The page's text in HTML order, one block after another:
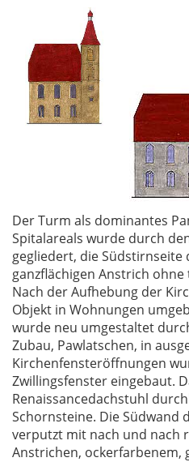
Der Turm als dominantes
Spitalareals wurde durch
gegliedert, die Südstirnseite
ganzflächigen Anstrich
Nach der Aufhebung der
Objekt in Wohnungen
wurde neu umgestaltet
Zubau, Pawlatschen, in
Kirchenfensteröffnungen
Zwillingsfenster eingebaut.
Renaissancedachstuhl
Schornsteine. Die Südwand
verputzt mit nach und nach
Anstrichen, ockerfarbenem,